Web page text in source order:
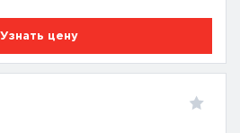
Узнать цену